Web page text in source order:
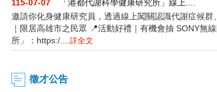
115-07-07
「港都代謝科學健康研究所」線上....
邀請你化身健康研究員，透過線上闖關認識代謝症候
｜限居高雄市之民眾 📍活動好禮｜有機會抽 SONY
所」：https:/.... 詳全文
徵才公告